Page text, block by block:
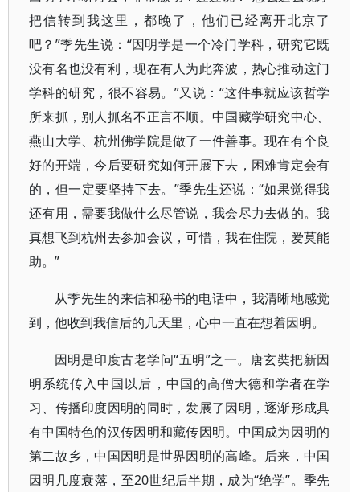
把信转到我这里，都晚了，他们已经离开北京了
吧？”季先生说：“因明学是一个冷门学科，研究它既
没有名也没有利，现在有人为此奔波，热心推动这门
学科的研究，很不容易。”又说：“这件事就应该哲学
所来抓，别人抓名不正言不顺。中国藏学研究中心、
燕山大学、杭州佛学院是做了一件善事。现在有个良
好的开端，今后要研究如何开展下去，困难肯定会有
的，但一定要坚持下去。”季先生还说：“如果觉得我
还有用，需要我做什么尽管说，我会尽力去做的。我
真想飞到杭州去参加会议，可惜，我在住院，爱莫能
助。”
从季先生的来信和秘书的电话中，我清晰地感觉
到，他收到我信后的几天里，心中一直在想着因明。
因明是印度古老学问“五明”之一。唐玄奘把新因
明系统传入中国以后，中国的高僧大德和学者在学
习、传播印度因明的同时，发展了因明，逐渐形成具
有中国特色的汉传因明和藏传因明。中国成为因明的
第二故乡，中国因明是世界因明的高峰。后来，中国
因明几度衰落，至20世纪后半期，成为“绝学”。季先